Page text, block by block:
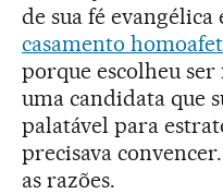
de sua fé evangélica
casamento
porque escolheu ser
uma candidata que
palatável para
precisava
as razões.